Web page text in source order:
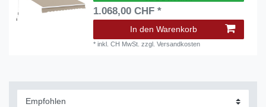
1.068,00 CHF *
In den Warenkorb
*inkl. CH MwSt. zzgl.Versandkosten